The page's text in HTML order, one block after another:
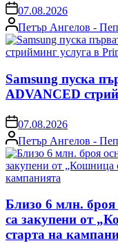
on07.08.2026
Posted
by
Петър Ангелов -
Samsung пуска
ADVANCED
on07.08.2026
Posted
by
Петър Ангелов -
Близо 6 млн. броя
са закупени от
старта на